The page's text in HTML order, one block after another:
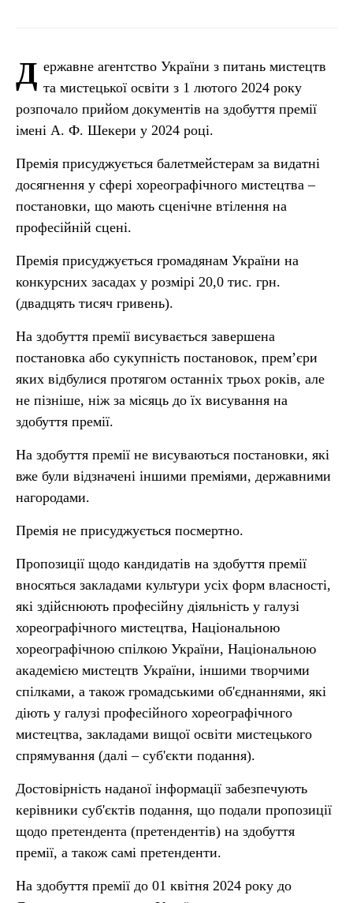
Д ержавне агентство України з питань мистецтв
та мистецької освіти з 1 лютого 2024 року
розпочало прийом документів на здобуття премії
імені А. Ф. Шекери у 2024 році.
Премія присуджується балетмейстерам за видатні
досягнення у сфері хореографічного мистецтва –
постановки, що мають сценічне втілення на
професійній сцені.
Премія присуджується громадянам України на
конкурсних засадах у розмірі 20,0 тис. грн.
(двадцять тисяч гривень).
На здобуття премії висувається завершена
постановка або сукупність постановок, прем’єри
яких відбулися протягом останніх трьох років, але
не пізніше, ніж за місяць до їх висування на
здобуття премії.
На здобуття премії не висуваються постановки, які
вже були відзначені іншими преміями, державними
нагородами.
Премія не присуджується посмертно.
Пропозиції щодо кандидатів на здобуття премії
вносяться закладами культури усіх форм власності,
які здійснюють професійну діяльність у галузі
хореографічного мистецтва, Національною
хореографічною спілкою України, Національною
академією мистецтв України, іншими творчими
спілками, а також громадськими об'єднаннями, які
діють у галузі професійного хореографічного
мистецтва, закладами вищої освіти мистецького
спрямування (далі – суб'єкти подання).
Достовірність наданої інформації забезпечують
керівники суб'єктів подання, що подали пропозиції
щодо претендента (претендентів) на здобуття
премії, а також самі претенденти.
На здобуття премії до 01 квітня 2024 року до